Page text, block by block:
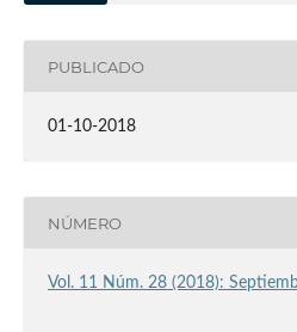
PUBLICADO
01-10-2018
NÚMERO
Vol. 11 Núm. 28 (2018):